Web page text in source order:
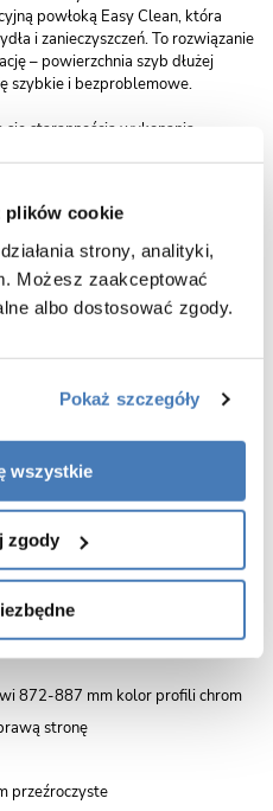
plików cookie
strony, analityki,
Możesz zaakceptować
albo dostosować zgody.
Pokaż szczegóły
wszystkie
zgody
powłoką Easy Clean, która
i zanieczyszczeń. To rozwiązanie
– powierzchnia szyb dłużej
szybkie i bezproblemowe.
starannością wykonania,
Chrom Rea:
872-887 mm kolor profili chrom
stronę
przeźroczyste